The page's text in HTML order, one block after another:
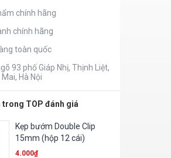
chính hãng
chính hãng
toàn quốc
93 phố Giáp Nhị, Thịnh Liệt,
Hà Nội
trong TOP đánh giá
Kẹp bướm Double Clip
15mm (hộp 12 cái)
4.000₫